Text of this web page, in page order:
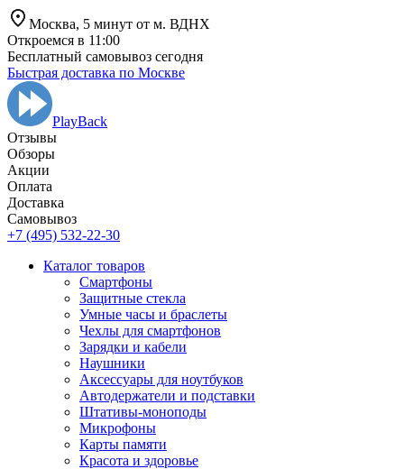
Москва, 5 минут от м. ВДНХ
Откроемся в 11:00
Бесплатный самовывоз сегодня
Быстрая доставка по Москве
PlayBack
Отзывы
Обзоры
Aкции
Оплата
Доставка
Самовывоз
+7 (495) 532-22-30
Каталог товаров
Смартфоны
Защитные стекла
Умные часы и браслеты
Чехлы для смартфонов
Зарядки и кабели
Наушники
Аксессуары для ноутбуков
Автодержатели и подставки
Штативы-моноподы
Микрофоны
Карты памяти
Красота и здоровье